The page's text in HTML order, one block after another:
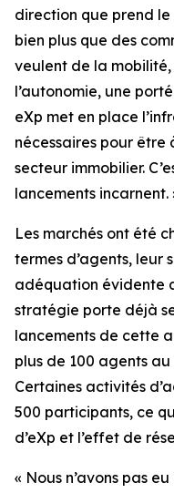
direction que prend
bien plus que des
veulent de la
l’autonomie, une
eXp met en place
nécessaires pour être
secteur immobilier.
lancements incarnent.
Les marchés ont été
termes d’agents, leur
adéquation évidente
stratégie porte déjà
lancements de cette
plus de 100 agents au
Certaines activités
500 participants, ce
d’eXp et l’effet de
« Nous n’avons pas